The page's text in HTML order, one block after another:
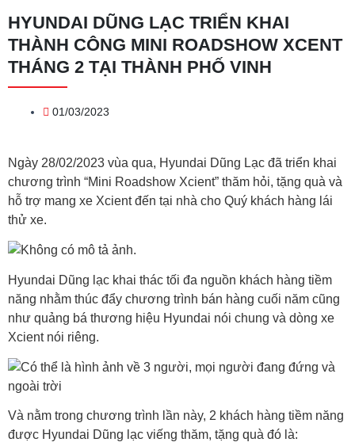
HYUNDAI DŨNG LẠC TRIỂN KHAI
THÀNH CÔNG MINI ROADSHOW XCENT
THÁNG 2 TẠI THÀNH PHỐ VINH
01/03/2023
Ngày 28/02/2023 vùa qua, Hyundai Dũng Lạc đã triển khai
chương trình “Mini Roadshow Xcient” thăm hỏi, tặng quà và
hỗ trợ mang xe Xcient đến tại nhà cho Quý khách hàng lái
thử xe.
Hyundai Dũng lạc khai thác tối đa nguồn khách hàng tiềm
năng nhằm thúc đẩy chương trình bán hàng cuối năm cũng
như quảng bá thương hiệu Hyundai nói chung và dòng xe
Xcient nói riêng.
Và nằm trong chương trình lần này, 2 khách hàng tiềm năng
được Hyundai Dũng lạc viếng thăm, tặng quà đó là: